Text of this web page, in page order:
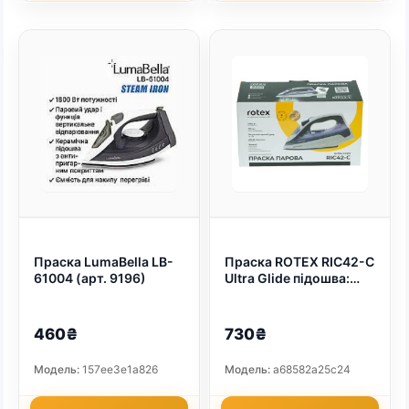
Праска LumaBella LB-
61004 (арт. 9196)
460₴
Модель: 157ee3e1a826
Праска ROTEX RIC42-C
Ultra Glide підошва:
730₴
Модель: a68582a25c24